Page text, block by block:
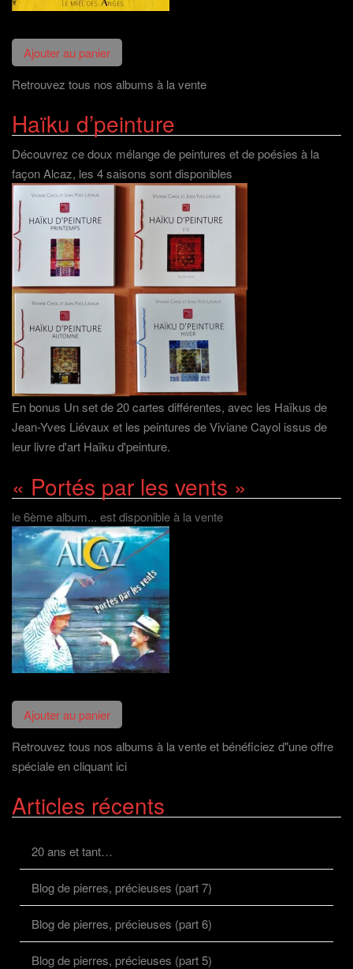
Retrouvez tous nos albums à la vente
Haïku d’peinture
Découvrez ce doux mélange de peintures et de poésies à la
façon Alcaz, les 4 saisons sont disponibles
En bonus Un set de 20 cartes différentes, avec les Haïkus de
Jean-Yves Liévaux et les peintures de Viviane Cayol issus de
leur livre d'art Haïku d'peinture.
« Portés par les vents »
le 6ème album... est disponible à la vente
Retrouvez tous nos albums à la vente et bénéficiez d"une offre
spéciale en cliquant ici
Articles récents
20 ans et tant…
Blog de pierres, précieuses (part 7)
Blog de pierres, précieuses (part 6)
Blog de pierres, précieuses (part 5)